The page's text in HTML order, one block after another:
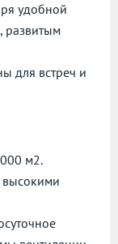
удобной
развитым
для встреч и
м2.
высокими